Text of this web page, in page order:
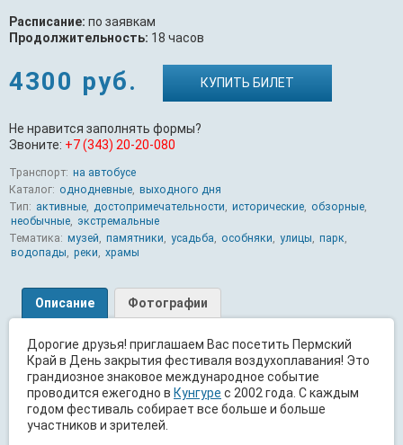
Расписание: по заявкам
Продолжительность: 18 часов
4300 руб. КУПИТЬ БИЛЕТ
Не нравится заполнять формы?
Звоните: +7 (343) 20-20-080
Транспорт: на автобусе
Каталог: однодневные выходного дня
Тип: активные достопримечательности исторические обзорные
необычные
экстремальные
Тематика: музей памятники усадьба особняки улицы парк
водопады
реки храмы
Описание Фотографии
Дорогие друзья! приглашаем Вас посетить Пермский
Край в День закрытия фестиваля воздухоплавания! Это
грандиозное знаковое международное событие
проводится ежегодно в Кунгуре с 2002 года. С каждым
годом фестиваль собирает все больше и больше
участников и зрителей.